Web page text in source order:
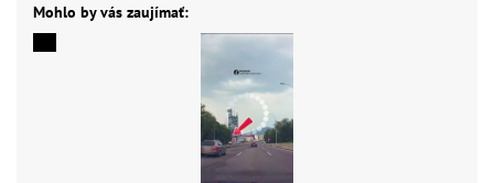
Mohlo by vás zaujímať: